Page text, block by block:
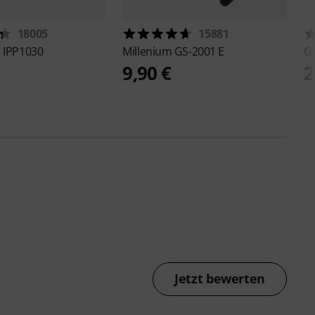
18005
IPP1030
15881
Millenium GS-2001 E
9,90 €
Jetzt bewerten